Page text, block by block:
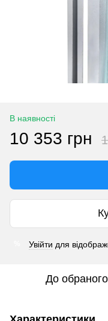
В наявності
10 353 грн
Увійти для
До обраного